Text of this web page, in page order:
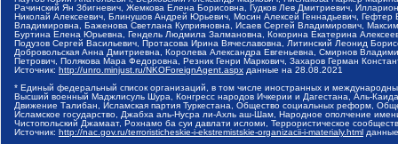
Рачинский Ян Збигневич, Жемкова Елена Борисовна, Гудков Лев Дмитриевич,
Николай Алексеевич, Блинушов Андрей Юрьевич, Мосин Алексей Геннадьевич,
Владимировна, Баженова Светлана Куприяновна, Исаев Сергей Владимирович,
Буртина Елена Юрьевна, Гендель Людмила Залмановна, Кокорина Екатерина
Подузов Сергей Васильевич, Протасова Ирина Вячеславовна, Литинский Леонид
Добровольская Анна Дмитриевна, Королева Александра Евгеньевна, Смирнов
Петрович, Полякова Мара Федоровна, Резник Генри Маркович, Захаров Герман
Источник: http://unro.minjust.ru/NKOForeignAgent.aspx данные на 28.08.2021
* Единый федеральный список организаций, в том числе иностранных и
Высший военный Маджлисуль Шура, Конгресс народов Ичкерии и Дагестана, Аль-
Движение Талибан, Исламская партия Туркестана, Общество социальных реформ,
Исламское государство, Джабха аль-Нусра ли-Ахль аш-Шам, Народное ополчение
Чистопольский Джамаат, Рохнамо ба суи давлати исломи, Террористическое
Источник: http://nac.gov.ru/terroristicheskie-i-ekstremistskie-organizacii-i-materialy.html